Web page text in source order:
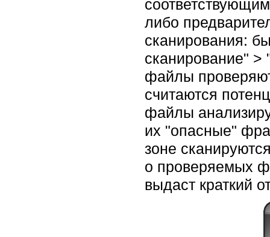
либо
сканирования:
сканирование" >
файлы
считаются
файлы
их "опасные"
зоне
о проверяемых
выдаст краткий